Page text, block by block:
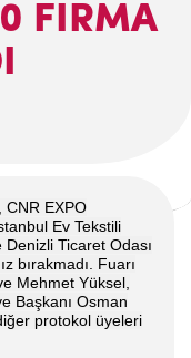
FİRMA
CNR EXPO
Ev Tekstili
Ticaret Odası
bırakmadı. Fuarı
Mehmet Yüksel,
Başkanı Osman
protokol üyeleri